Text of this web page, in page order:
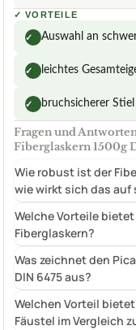
✓ VORTEILE
✓ Auswahl an
✓ leichtes
✓ bruchsicherer Stiel
Fragen und
Fiberglaskern 1500g
Wie robust ist der
wie wirkt sich das auf
Welche Vorteile
Fiberglaskern?
Was zeichnet den
DIN 6475 aus?
Welchen Vorteil
Fäustel im Vergleich